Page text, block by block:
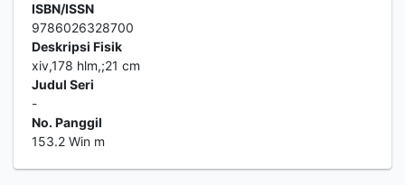
ISBN/ISSN
9786026328700
Deskripsi Fisik
xiv,178 hlm,;21 cm
Judul Seri
-
No. Panggil
153.2 Win m